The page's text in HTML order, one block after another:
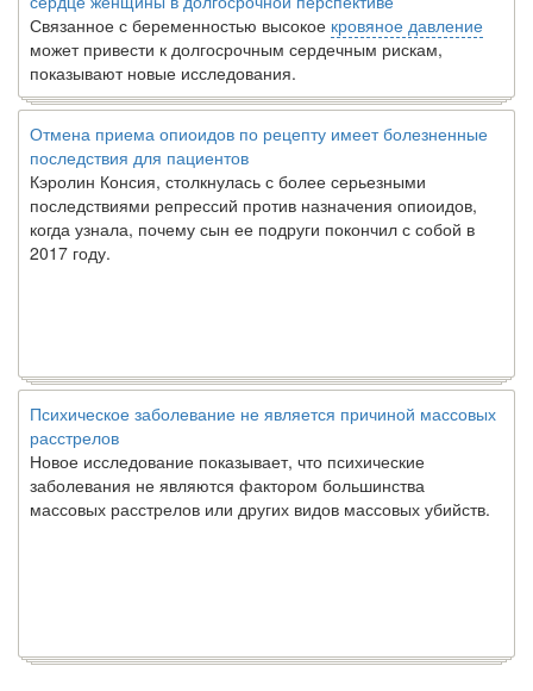
Связанное с беременностью высокое кровяное давление
может привести к долгосрочным сердечным рискам,
показывают новые исследования.
Отмена приема опиоидов по рецепту имеет болезненные
последствия для пациентов
Кэролин Консия, столкнулась с более серьезными
последствиями репрессий против назначения опиоидов,
когда узнала, почему сын ее подруги покончил с собой в
2017 году.
Психическое заболевание не является причиной массовых
расстрелов
Новое исследование показывает, что психические
заболевания не являются фактором большинства
массовых расстрелов или других видов массовых убийств.